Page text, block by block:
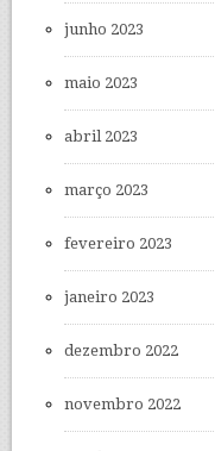
junho 2023
maio 2023
abril 2023
março 2023
fevereiro 2023
janeiro 2023
dezembro 2022
novembro 2022